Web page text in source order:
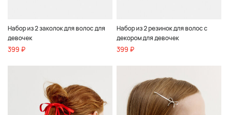
Набор из 2 заколок для волос для
девочек
399 ₽
Набор из 2 резинок для волос с
декором для девочек
399 ₽